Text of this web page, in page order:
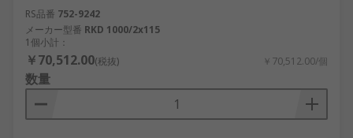
RS品番 752-9242
メーカー型番 RKD 1000/2x115
1個小計：
￥70,512.00(税抜) ￥70,512.00/個
数量